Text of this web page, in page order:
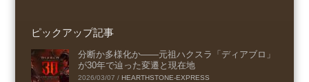
ピックアップ記事
分断か多様化か――元祖ハクスラ「ディアブロ」
が30年で辿った変遷と現在地
2026/03/07 / HEARTHSTONE-EXPRESS